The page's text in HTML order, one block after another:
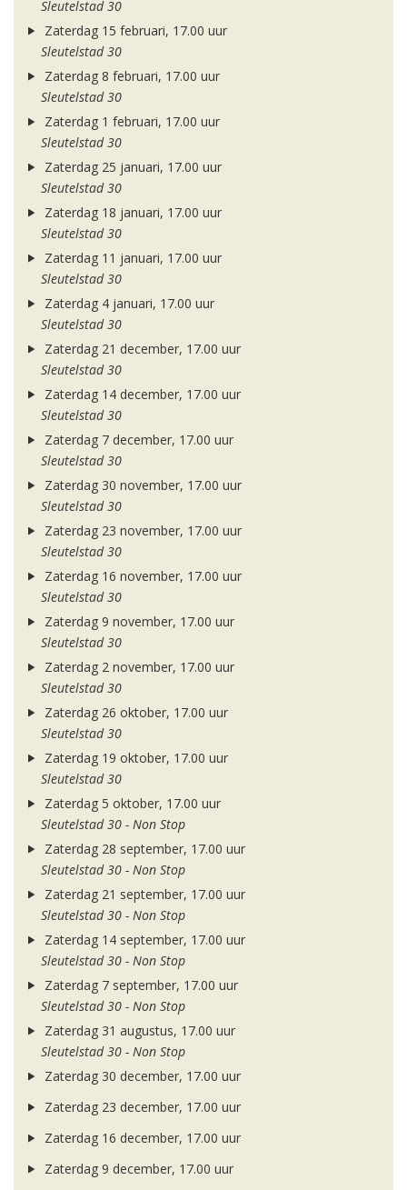
Sleutelstad 30
Zaterdag 15 februari, 17.00 uur
Sleutelstad 30
Zaterdag 8 februari, 17.00 uur
Sleutelstad 30
Zaterdag 1 februari, 17.00 uur
Sleutelstad 30
Zaterdag 25 januari, 17.00 uur
Sleutelstad 30
Zaterdag 18 januari, 17.00 uur
Sleutelstad 30
Zaterdag 11 januari, 17.00 uur
Sleutelstad 30
Zaterdag 4 januari, 17.00 uur
Sleutelstad 30
Zaterdag 21 december, 17.00 uur
Sleutelstad 30
Zaterdag 14 december, 17.00 uur
Sleutelstad 30
Zaterdag 7 december, 17.00 uur
Sleutelstad 30
Zaterdag 30 november, 17.00 uur
Sleutelstad 30
Zaterdag 23 november, 17.00 uur
Sleutelstad 30
Zaterdag 16 november, 17.00 uur
Sleutelstad 30
Zaterdag 9 november, 17.00 uur
Sleutelstad 30
Zaterdag 2 november, 17.00 uur
Sleutelstad 30
Zaterdag 26 oktober, 17.00 uur
Sleutelstad 30
Zaterdag 19 oktober, 17.00 uur
Sleutelstad 30
Zaterdag 5 oktober, 17.00 uur
Sleutelstad 30 - Non Stop
Zaterdag 28 september, 17.00 uur
Sleutelstad 30 - Non Stop
Zaterdag 21 september, 17.00 uur
Sleutelstad 30 - Non Stop
Zaterdag 14 september, 17.00 uur
Sleutelstad 30 - Non Stop
Zaterdag 7 september, 17.00 uur
Sleutelstad 30 - Non Stop
Zaterdag 31 augustus, 17.00 uur
Sleutelstad 30 - Non Stop
Zaterdag 30 december, 17.00 uur
Zaterdag 23 december, 17.00 uur
Zaterdag 16 december, 17.00 uur
Zaterdag 9 december, 17.00 uur